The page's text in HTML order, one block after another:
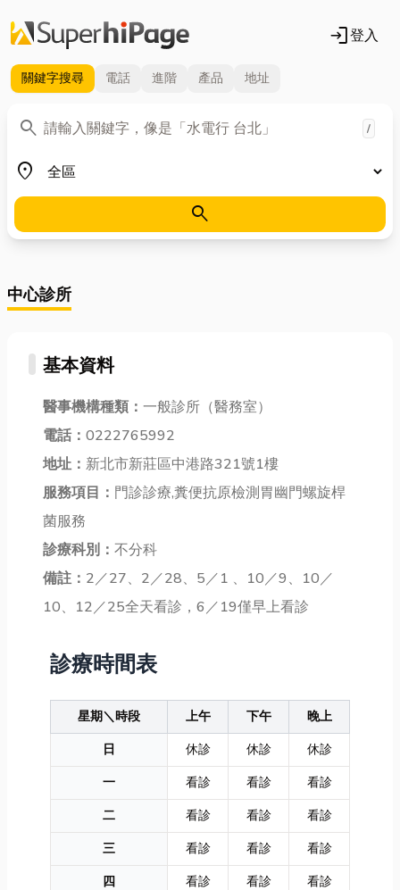
login登入
關鍵字搜尋 電話 進階 產品 地址
search
關鍵字 /
place
地區
search
中心診所
基本資料
醫事機構種類： 一般診所（醫務室）
電話： 0222765992
地址： 新北市新莊區中港路321號1樓
服務項目： 門診診療,糞便抗原檢測胃幽門螺旋桿
菌服務
診療科別： 不分科
備註： 2／27、2／28、5／1 、10／9、10／
10、12／25全天看診，6／19僅早上看診
診療時間表
星期＼時段 上午 下午
晚上
日
休診 休診
休診
一
看診 看診
看診
二
看診 看診
看診
三
看診 看診
看診
四
看診 看診
看診